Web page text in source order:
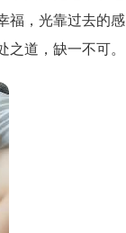
福，光靠过去的感
道，缺一不可。